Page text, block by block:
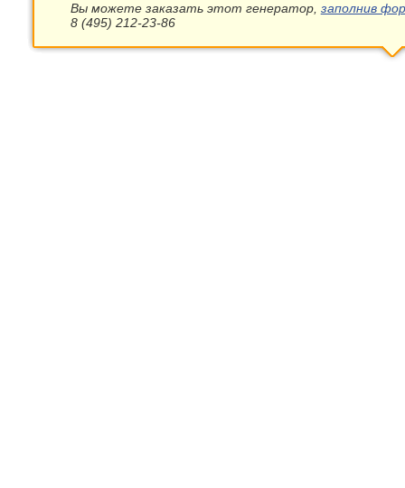
Вы можете заказать этот генератор, заполнив
8 (495) 212-23-86